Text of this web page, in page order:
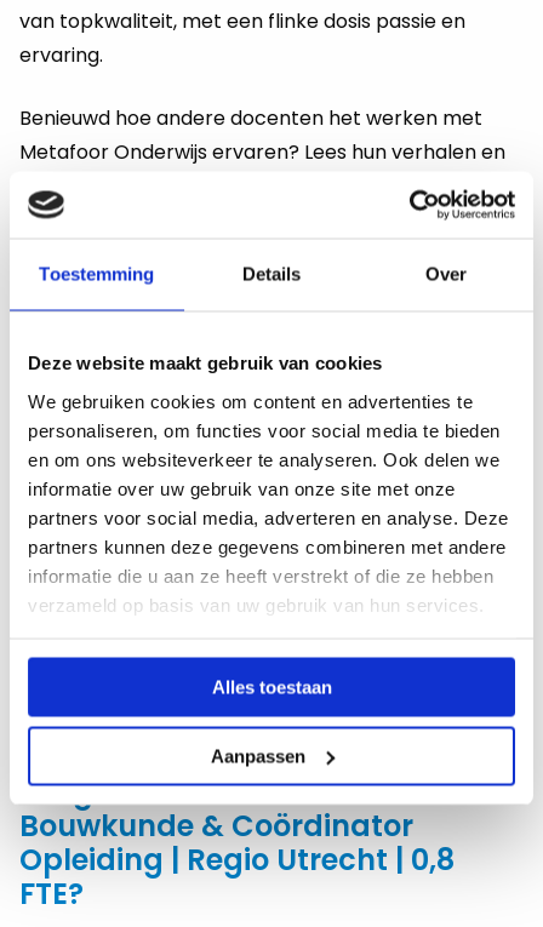
Toestemming Details Over
Deze website maakt gebruik van cookies
We gebruiken cookies om content en advertenties te
personaliseren, om functies voor social media te bieden
en om ons websiteverkeer te analyseren. Ook delen we
informatie over uw gebruik van onze site met onze
partners voor social media, adverteren en analyse. Deze
partners kunnen deze gegevens combineren met andere
informatie die u aan ze heeft verstrekt of die ze hebben
verzameld op basis van uw gebruik van hun services.
Alles toestaan
Aanpassen
van topkwaliteit, met een flinke dosis passie en
ervaring.
Benieuwd hoe andere docenten het werken met
Metafoor Onderwijs ervaren? Lees hun verhalen en
laat je inspireren!
Wij bieden:
een uitdagende en veelzijdige functie binnen een
betrokken en professionele onderwijsorganisatie
een hecht team waarin samenwerking,
een aanstelling voor het schooljaar 2026-2027
met uitzicht op verlenging of een vaste
aanstelling
veel ruimte voor eigen initiatief,
onderwijsontwikkeling en professionele groei
een salaris conform de cao mbo, afhankelijk van
ervaring, kennis en bevoegdheid, met inschaling
in schaal LC of LD
8,33% eindejaarsuitkering en 8% vakantietoeslag
verschillende trainingen en webinars via de
Metafoor Academy
Vragen over de vacature Docent
Bouwkunde & Coördinator
Opleiding | Regio Utrecht | 0,8
FTE?